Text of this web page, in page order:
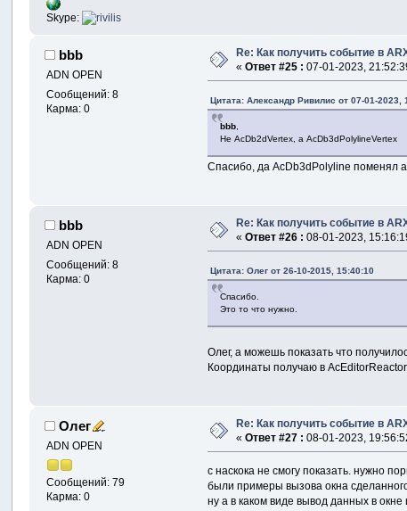
Skype:
bbb
ADN OPEN
Сообщений: 8
Карма: 0
Re: Как получить событие в
«Ответ #25 : 07-01-2023,
Цитата: Александр Ривилис от 07-01-2023,
bbb
Не AcDb2dVertex, а AcDb3dPolylineVertex
Спасибо, да AcDb3dPolyline поменял
bbb
ADN OPEN
Сообщений: 8
Карма: 0
Re: Как получить событие в
«Ответ #26 : 08-01-2023,
Цитата: Олег от 26-10-2015, 15:40:10
Спасибо.
Это то что нужно.
Олег, а можешь показать что
Координаты получаю в
Олег
ADN OPEN
Сообщений: 79
Карма: 0
Re: Как получить событие в
«Ответ #27 : 08-01-2023,
с наскока не смогу показать. нужно
были примеры вызова окна
ну а в каком виде вывод данных в